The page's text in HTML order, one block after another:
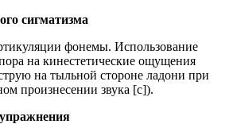
сигматизма
фонемы. Использование
на кинестетические ощущения
на тыльной стороне ладони при
произнесении звука [с]).